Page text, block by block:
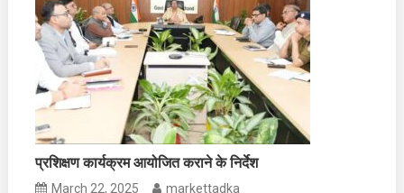
प्रशिक्षण कार्यक्रम आयोजित कराने के निर्देश
March 22, 2025 markettadka